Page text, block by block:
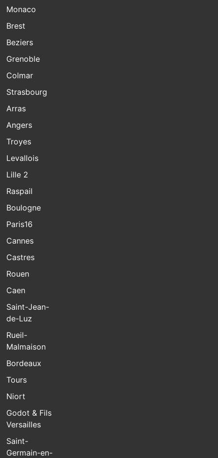
Monaco
Brest
Beziers
Grenoble
Colmar
Strasbourg
Arras
Angers
Troyes
Levallois
Lille 2
Raspail
Boulogne
Paris16
Cannes
Castres
Rouen
Caen
Saint-Jean-
de-Luz
Rueil-
Malmaison
Bordeaux
Tours
Niort
Godot & Fils
Versailles
Saint-
Germain-en-